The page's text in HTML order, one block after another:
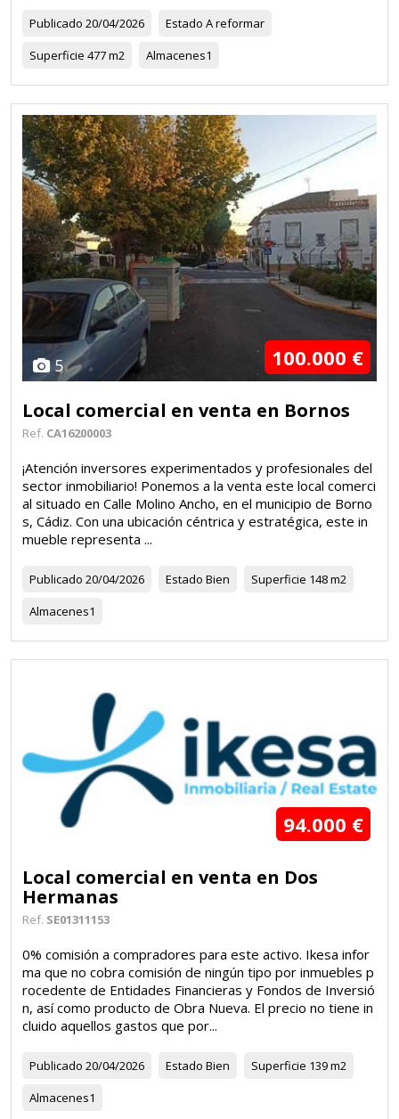
Publicado 20/04/2026 Estado A reformar
Superficie 477 m2 Almacenes1
5 100.000 €
Local comercial en venta en Bornos
Ref. CA16200003
¡Atención inversores experimentados y profesionales del
sector inmobiliario! Ponemos a la venta este local comerci
al situado en Calle Molino Ancho, en el municipio de Borno
s, Cádiz. Con una ubicación céntrica y estratégica, este in
mueble representa ...
Publicado 20/04/2026 Estado Bien Superficie 148 m2
Almacenes1
94.000 €
Local comercial en venta en Dos
Hermanas
Ref. SE01311153
0% comisión a compradores para este activo. Ikesa infor
ma que no cobra comisión de ningún tipo por inmuebles p
rocedente de Entidades Financieras y Fondos de Inversió
n, así como producto de Obra Nueva. El precio no tiene in
cluido aquellos gastos que por...
Publicado 20/04/2026 Estado Bien Superficie 139 m2
Almacenes1